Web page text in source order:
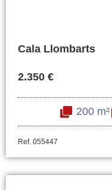
Cala Llombarts
2.350 €
200 m²
Ref. 055447